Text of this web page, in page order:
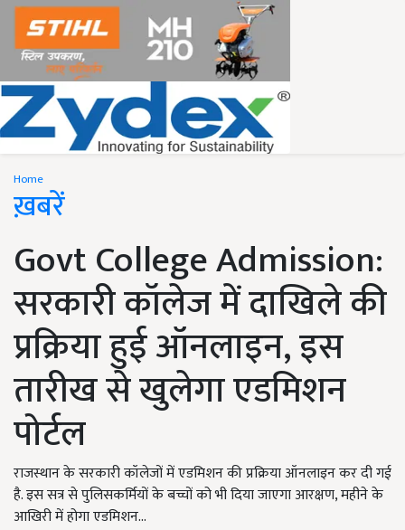
Home
ख़बरें
Govt College Admission:
सरकारी कॉलेज में दाखिले की
प्रक्रिया हुई ऑनलाइन, इस
तारीख से खुलेगा एडमिशन
पोर्टल
राजस्थान के सरकारी कॉलेजों में एडमिशन की प्रक्रिया ऑनलाइन कर दी गई
है. इस सत्र से पुलिसकर्मियों के बच्चों को भी दिया जाएगा आरक्षण, महीने के
आखिरी में होगा एडमिशन...